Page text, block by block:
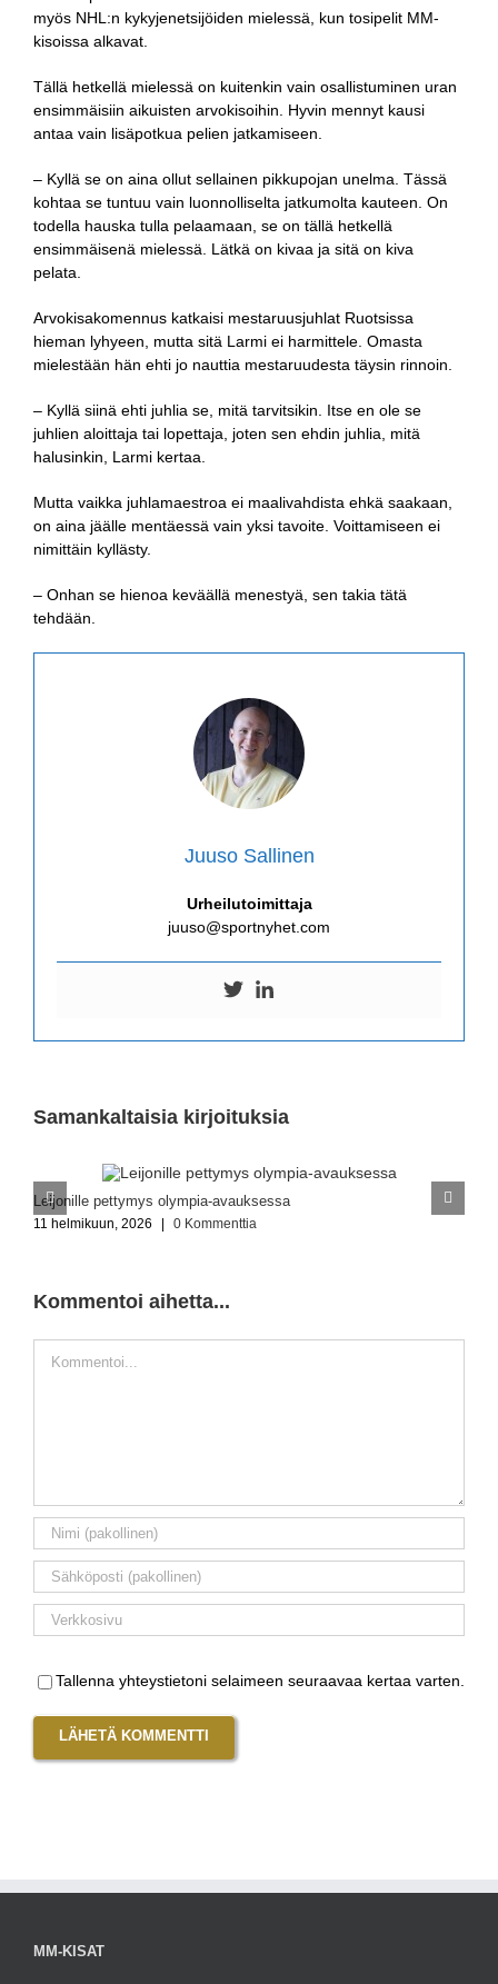
myös NHL:n kykyjenetsijöiden mielessä, kun tosipelit MM-
kisoissa alkavat.
Tällä hetkellä mielessä on kuitenkin vain osallistuminen uran
ensimmäisiin aikuisten arvokisoihin. Hyvin mennyt kausi
antaa vain lisäpotkua pelien jatkamiseen.
– Kyllä se on aina ollut sellainen pikkupojan unelma. Tässä
kohtaa se tuntuu vain luonnolliselta jatkumolta kauteen. On
todella hauska tulla pelaamaan, se on tällä hetkellä
ensimmäisenä mielessä. Lätkä on kivaa ja sitä on kiva
pelata.
Arvokisakomennus katkaisi mestaruusjuhlat Ruotsissa
hieman lyhyeen, mutta sitä Larmi ei harmittele. Omasta
mielestään hän ehti jo nauttia mestaruudesta täysin rinnoin.
– Kyllä siinä ehti juhlia se, mitä tarvitsikin. Itse en ole se
juhlien aloittaja tai lopettaja, joten sen ehdin juhlia, mitä
halusinkin, Larmi kertaa.
Mutta vaikka juhlamaestroa ei maalivahdista ehkä saakaan,
on aina jäälle mentäessä vain yksi tavoite. Voittamiseen ei
nimittäin kyllästy.
– Onhan se hienoa keväällä menestyä, sen takia tätä
tehdään.
Juuso Sallinen
Urheilutoimittaja
juuso@sportnyhet.com
Samankaltaisia kirjoituksia
Leijonille pettymys olympia-avauksessa
11 helmikuun, 2026 0 Kommenttia
Kommentoi aihetta...
Tallenna yhteystietoni selaimeen seuraavaa kertaa varten.
MM-KISAT